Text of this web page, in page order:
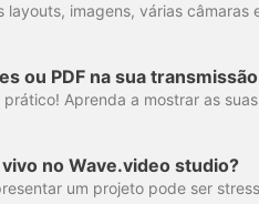
ou PDF na sua transmissão
no Wave.video studio?